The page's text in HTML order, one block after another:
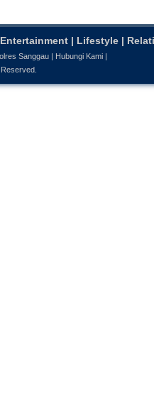
Entertainment | Lifestyle |
Sanggau Hubungi Kami